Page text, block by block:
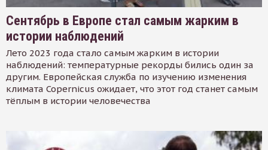
Сентябрь в Европе стал самым жарким в
истории наблюдений
Лето 2023 года стало самым жарким в истории
наблюдений: температурные рекорды бились один за
другим. Европейская служба по изучению изменения
климата Copernicus ожидает, что этот год станет самым
тёплым в истории человечества